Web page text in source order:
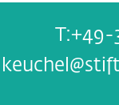
+49-